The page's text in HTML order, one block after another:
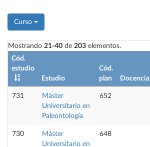
Curso
Mostrando 21-40 de 203 elementos.
Cód.
estudio
Estudio
Cód.
plan
Docencia
731
Máster
Universitario en
Paleontología
652
730
Máster
Universitario en
648